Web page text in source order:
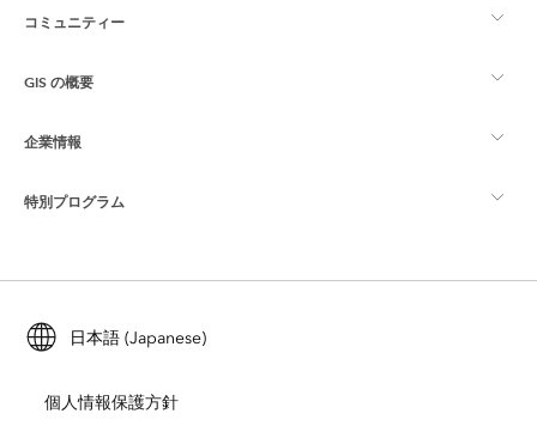
ArcGIS の概要
マッピング
コミュニティー
Esri Community
ArcGIS ブログ
Esri Young Professionals Network
GIS の概要
GIS とは
ロケーション インテリジェンス
トレーニング
ArcUser
ArcNews
企業情報
Esri について
採用情報
オープンビジョン
特別プログラム
ArcGIS for Student Use
自然保護
日本語 (Japanese)
個人情報保護方針